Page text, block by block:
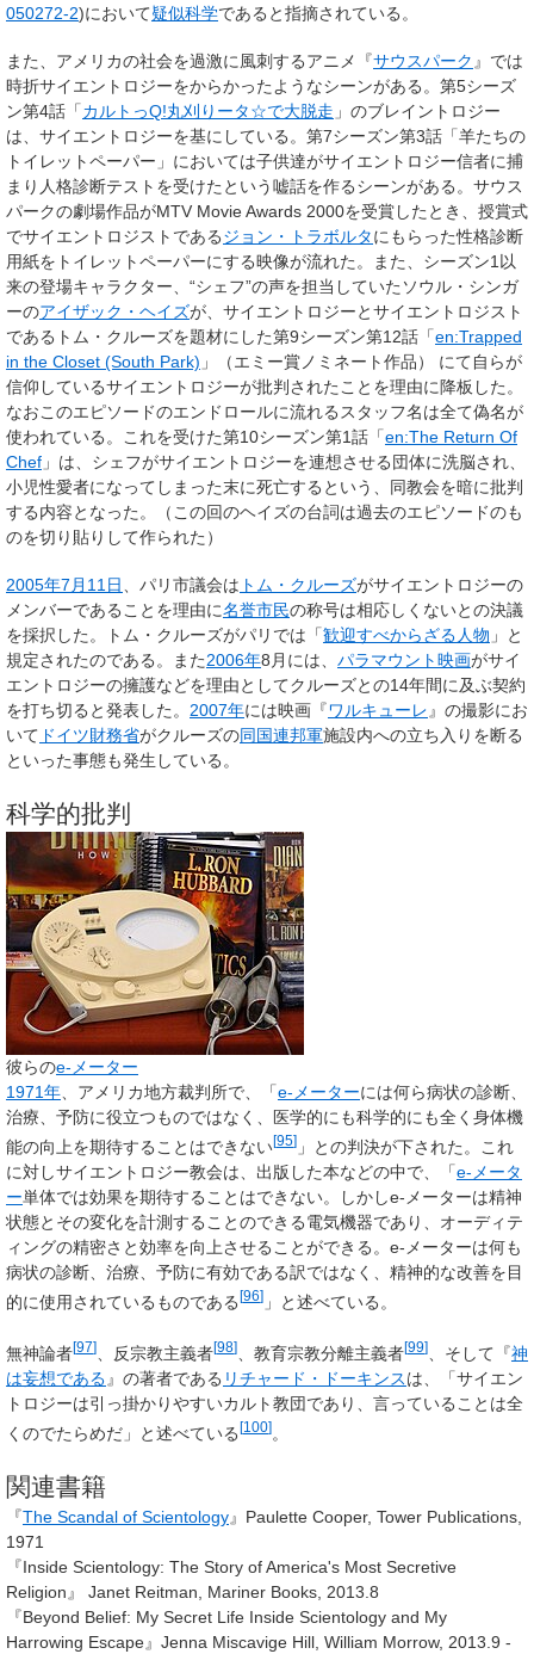
050272-2)において疑似科学であると指摘されている。
また、アメリカの社会を過激に風刺するアニメ『サウスパーク 』では
時折サイエントロジーをからかったようなシーンがある。第5シーズ
ン第4話「カルトっQ!丸刈りータ☆で大脱走 」のブレイントロジー
は、サイエントロジーを基にしている。第7シーズン第3話「羊たちの
トイレットペーパー」においては子供達がサイエントロジー信者に捕
まり人格診断テストを受けたという嘘話を作るシーンがある。サウス
パークの劇場作品がMTV Movie Awards 2000を受賞したとき、授賞式
でサイエントロジストであるジョン・トラボルタにもらった性格診断
用紙をトイレットペーパーにする映像が流れた。また、シーズン1以
来の登場キャラクター、“シェフ”の声を担当していたソウル・シンガ
ーのアイザック・ヘイズが、サイエントロジーとサイエントロジスト
であるトム・クルーズを題材にした第9シーズン第12話「en:Trapped
in the Closet (South Park) 」（エミー賞ノミネート作品） にて自らが
信仰しているサイエントロジーが批判されたことを理由に降板した。
なおこのエピソードのエンドロールに流れるスタッフ名は全て偽名が
使われている。これを受けた第10シーズン第1話「en:The Return Of
Chef 」は、シェフがサイエントロジーを連想させる団体に洗脳され、
小児性愛者になってしまった末に死亡するという、同教会を暗に批判
する内容となった。（この回のヘイズの台詞は過去のエピソードのも
のを切り貼りして作られた）
2005年7月11日 、パリ市議会は トム・クルーズがサイエントロジーの
メンバーであることを理由に名誉市民の称号は相応しくないとの決議
を採択した。トム・クルーズがパリでは「歓迎すべからざる人物 」と
規定されたのである。また2006年8月には、 パラマウント映画がサイ
エントロジーの擁護などを理由としてクルーズとの14年間に及ぶ契約
を打ち切ると発表した。 2007年には映画『ワルキューレ 』の撮影にお
いて ドイツ財務省がクルーズの同国連邦軍施設内への立ち入りを断る
といった事態も発生している。
科学的批判
彼らのe-メーター
1971年、アメリカ地方裁判所で、「e-メーターには何ら病状の診断、
治療、予防に役立つものではなく、医学的にも科学的にも全く身体機
能の向上を期待することはできない[95] 」との判決が下された。これ
に対しサイエントロジー教会は、出版した本などの中で、「e-メータ
ー単体では効果を期待することはできない。しかしe-メーターは精神
状態とその変化を計測することのできる電気機器であり、オーディテ
ィングの精密さと効率を向上させることができる。e-メーターは何も
病状の診断、治療、予防に有効である訳ではなく、精神的な改善を目
的に使用されているものである[96] 」と述べている。
無神論者[97] 、反宗教主義者[98] 、教育宗教分離主義者[99] 、そして『神
は妄想である 』の著者である リチャード・ドーキンスは、「サイエン
トロジーは引っ掛かりやすいカルト教団であり、言っていることは全
くのでたらめだ」と述べている[100]。
関連書籍
『The Scandal of Scientology』Paulette Cooper, Tower Publications,
1971
『Inside Scientology: The Story of America's Most Secretive
Religion』 Janet Reitman, Mariner Books, 2013.8
『Beyond Belief: My Secret Life Inside Scientology and My
Harrowing Escape』Jenna Miscavige Hill, William Morrow, 2013.9 -